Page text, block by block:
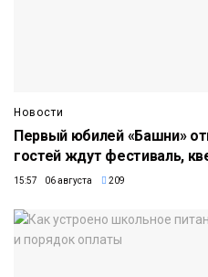
Новости
Первый юбилей «Башни»
гостей ждут фестиваль,
15:57 06 августа 209